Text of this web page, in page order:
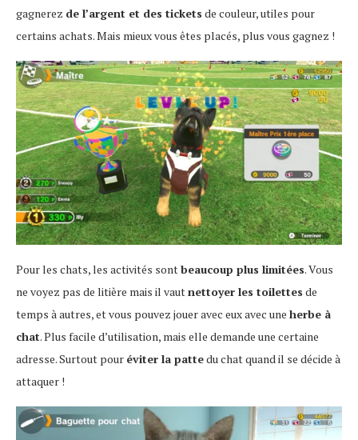
gagnerez de l’argent et des tickets de couleur, utiles pour
certains achats. Mais mieux vous êtes placés, plus vous gagnez !
Pour les chats, les activités sontbeaucoup plus limitées. Vous
ne voyez pas de litière mais il vautnettoyer les toilettes de
temps à autres, et vous pouvez jouer avec eux avec une herbe à
chat. Plus facile d’utilisation, mais elle demande une certaine
adresse. Surtout pour éviter la pattedu chat quand il se décide à
attaquer !